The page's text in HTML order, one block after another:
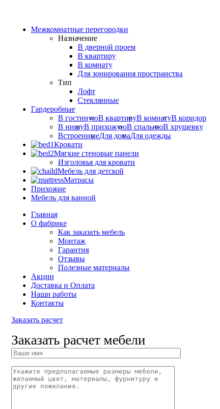
Межкомнатные перегородки
Назначение
В дверной проем
В квартиру
В комнату
Для зонирования пространства
Тип
Лофт
Стеклянные
Гардеробные
В гостинуюВ квартируВ комнатуВ коридор
В нишуВ прихожуюВ спальнюВ хрущевку
ВстроенныеДля домаДля одежды
Кровати
Мягкие стеновые панели
Изголовья для кровати
Мебель для детской
Матрасы
Прихожие
Мебель для ванной
Главная
О фабрике
Как заказать мебель
Монтаж
Гарантия
Отзывы
Полезные материалы
Акции
Доставка и Оплата
Наши работы
Контакты
Заказать расчет
Заказать расчет мебели